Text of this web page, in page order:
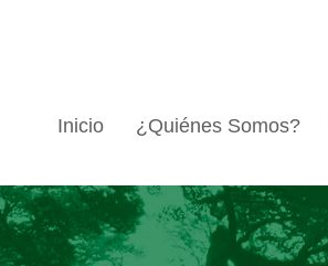
Inicio ¿Quiénes Somos?